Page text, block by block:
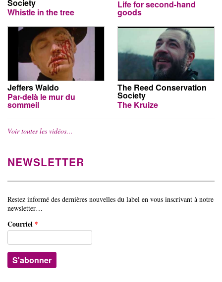
Society
Whistle in the tree
Life for second-hand
goods
Jeffers Waldo
Par-delà le mur du
sommeil
The Reed Conservation
Society
The Kruize
Voir toutes les vidéos…
NEWSLETTER
Restez informé des dernières nouvelles du label en vous inscrivant à notre
newsletter…
Courriel *